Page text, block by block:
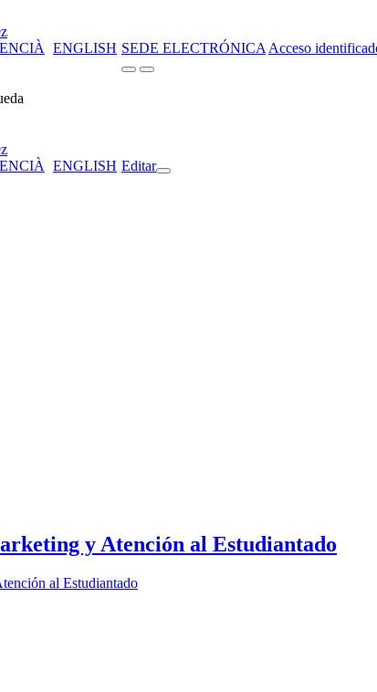
ENGLISH SEDE ELECTRÓNICA Acceso
ENGLISH Editar
y Atención al Estudiantado
al Estudiantado